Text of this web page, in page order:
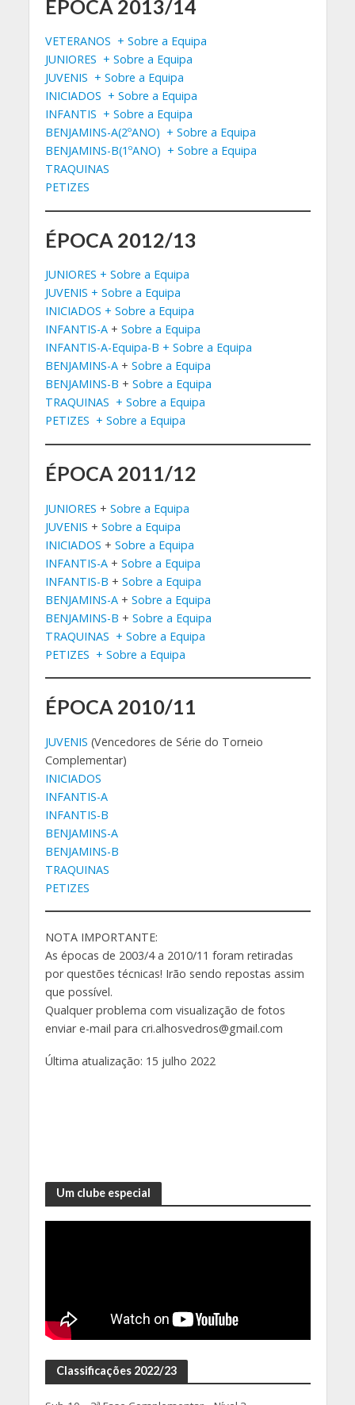
ÉPOCA 2013/14
VETERANOS + Sobre a Equipa
JUNIORES + Sobre a Equipa
JUVENIS + Sobre a Equipa
INICIADOS + Sobre a Equipa
INFANTIS + Sobre a Equipa
BENJAMINS-A(2ºANO) + Sobre a Equipa
BENJAMINS-B(1ºANO) + Sobre a Equipa
TRAQUINAS
PETIZES
ÉPOCA 2012/13
JUNIORES + Sobre a Equipa
JUVENIS + Sobre a Equipa
INICIADOS + Sobre a Equipa
INFANTIS-A+ Sobre a Equipa
INFANTIS-A-Equipa-B + Sobre a Equipa
BENJAMINS-A+ Sobre a Equipa
BENJAMINS-B + Sobre a Equipa
TRAQUINAS + Sobre a Equipa
PETIZES + Sobre a Equipa
ÉPOCA 2011/12
JUNIORES + Sobre a Equipa
JUVENIS + Sobre a Equipa
INICIADOS + Sobre a Equipa
INFANTIS-A+ Sobre a Equipa
INFANTIS-B + Sobre a Equipa
BENJAMINS-A+ Sobre a Equipa
BENJAMINS-B + Sobre a Equipa
TRAQUINAS + Sobre a Equipa
PETIZES + Sobre a Equipa
ÉPOCA 2010/11
JUVENIS (Vencedores de Série do Torneio
Complementar)
INICIADOS
INFANTIS-A
INFANTIS-B
BENJAMINS-A
BENJAMINS-B
TRAQUINAS
PETIZES
NOTA IMPORTANTE:
As épocas de 2003/4 a 2010/11 foram retiradas
por questões técnicas! Irão sendo repostas assim
que possível.
Qualquer problema com visualização de fotos
enviar e-mail para cri.alhosvedros@gmail.com
Última atualização: 15 julho 2022
Um clube especial
Classificações 2022/23